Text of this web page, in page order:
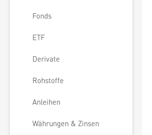
Fonds
ETF
Derivate
Rohstoffe
Anleihen
Währungen & Zinsen